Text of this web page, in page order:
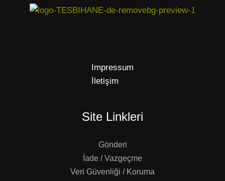
Impressum
İletişim
Site Linkleri
Gönderi
İade / Vazgeçme
Veri Güvenliği / Koruma